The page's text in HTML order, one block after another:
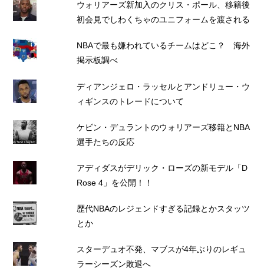
ウォリアーズ新加入のクリス・ポール、移籍後
初会見でしわくちゃのユニフォームを渡される
NBAで最も嫌われているチームはどこ？ 海外
掲示板調べ
ディアンジェロ・ラッセルとアンドリュー・ウ
ィギンスのトレードについて
ケビン・デュラントのウォリアーズ移籍とNBA
選手たちの反応
アディダスがデリック・ローズの新モデル「D
Rose 4」を公開！！
歴代NBAのレジェンドすぎる記録とかスタッツ
とか
スターデュオ不発、マブスが4年ぶりのレギュ
ラーシーズン敗退へ